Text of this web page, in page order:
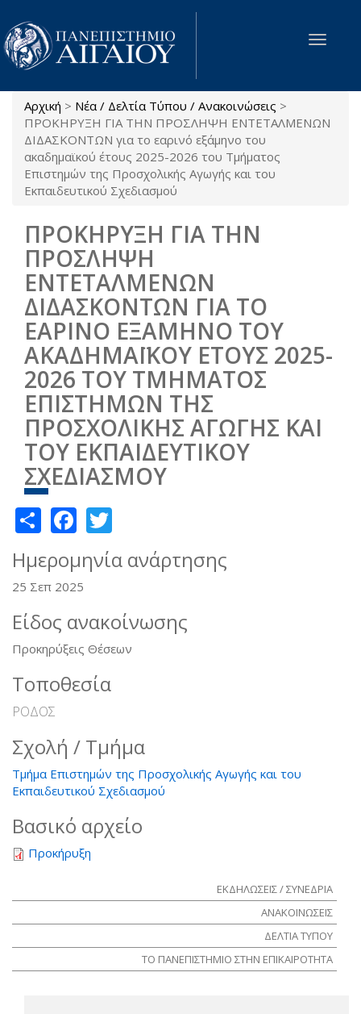
Παράκαμψη προς το κυρίως περιεχόμενο
Toggle
Είστε εδώ
Αρχική > Νέα / Δελτία Τύπου / Ανακοινώσεις >
ΠΡΟΚΗΡΥΞΗ ΓΙΑ ΤΗΝ ΠΡΟΣΛΗΨΗ ΕΝΤΕΤΑΛΜΕΝΩΝ
ΔΙΔΑΣΚΟΝΤΩΝ για το εαρινό εξάμηνο του
ακαδημαϊκού έτους 2025-2026 του Τμήματος
Επιστημών της Προσχολικής Αγωγής και του
Εκπαιδευτικού Σχεδιασμού
ΠΡΟΚΗΡΥΞΗ ΓΙΑ ΤΗΝ
ΠΡΟΣΛΗΨΗ
ΕΝΤΕΤΑΛΜΕΝΩΝ
ΔΙΔΑΣΚΟΝΤΩΝ ΓΙΑ ΤΟ
ΕΑΡΙΝΟ ΕΞΑΜΗΝΟ ΤΟΥ
ΑΚΑΔΗΜΑΪΚΟΥ ΕΤΟΥΣ 2025-
2026 ΤΟΥ ΤΜΗΜΑΤΟΣ
ΕΠΙΣΤΗΜΩΝ ΤΗΣ
ΠΡΟΣΧΟΛΙΚΗΣ ΑΓΩΓΗΣ ΚΑΙ
ΤΟΥ ΕΚΠΑΙΔΕΥΤΙΚΟΥ
ΣΧΕΔΙΑΣΜΟΥ
ShareFacebook
Ημερομηνία ανάρτησης
25 Σεπ 2025
Είδος ανακοίνωσης
Προκηρύξεις Θέσεων
Τοποθεσία
ΡΟΔΟΣ
Σχολή / Τμήμα
Τμήμα Επιστημών της Προσχολικής Αγωγής και του
Εκπαιδευτικού Σχεδιασμού
Βασικό αρχείο
Προκήρυξη
ΕΚΔΗΛΩΣΕΙΣ / ΣΥΝΕΔΡΙΑ
ΑΝΑΚΟΙΝΩΣΕΙΣ
ΔΕΛΤΙΑ ΤΥΠΟΥ
ΤΟ ΠΑΝΕΠΙΣΤΗΜΙΟ ΣΤΗΝ ΕΠΙΚΑΙΡΟΤΗΤΑ